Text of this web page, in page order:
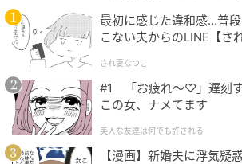
ノンフライ製法と食べきりサイズ
揚げずに焼きあげるノンフライ製法で
たんぱく質をたっぷり含んだ内容です
最初に感じた違和感…普
こない夫からのLINE【さ
され妻なつこ
#1 「お疲れ〜♡」遅刻す
この女、ナメてます
美人な友達は何でも許される
【漫画】新婚夫に浮気疑